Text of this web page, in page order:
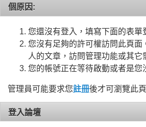
個原因:
您還沒有登入，填寫下面的表單
您沒有足夠的許可權訪問此頁面
人的文章，訪問管理功能或其它
您的帳號正在等待啟動或者是您
管理員可能要求您註冊後才可瀏覽此
登入論壇